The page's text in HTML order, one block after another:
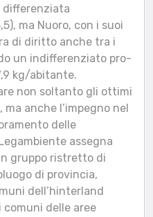
differenziata
ma Nuoro, con i suoi
di diritto anche tra i
un indifferenziato pro-
kg/abitante.
non soltanto gli ottimi
anche l’impegno nel
delle
assegna
gruppo ristretto di
di provincia,
dell’hinterland
delle aree